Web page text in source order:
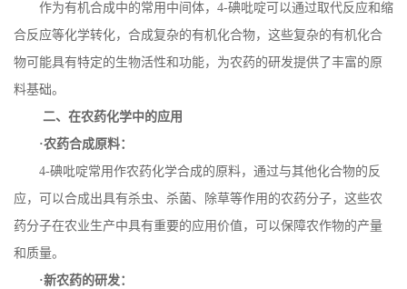
作为有机合成中的常用中间体， 4-碘吡啶可以通过取代反应和缩
合反应等化学转化，合成复杂的有机化合物，这些复杂的有机化合
物可能具有特定的生物活性和功能，为农药的研发提供了丰富的原
料基础。
二、在农药化学中的应用
·农药合成原料：
4-碘吡啶常用作农药化学合成的原料，通过与其他化合物的反
应，可以合成出具有杀虫、杀菌、除草等作用的农药分子，这些农
药分子在农业生产中具有重要的应用价值，可以保障农作物的产量
和质量。
·新农药的研发：